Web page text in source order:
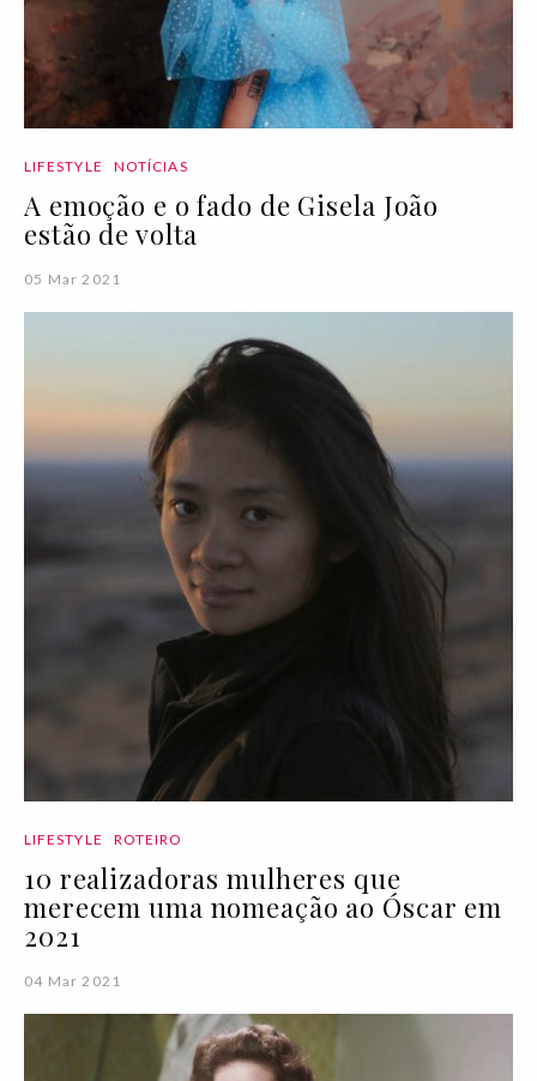
LIFESTYLE NOTÍCIAS
A emoção e o fado de Gisela João
estão de volta
05 Mar 2021
LIFESTYLE ROTEIRO
10 realizadoras mulheres que
merecem uma nomeação ao Óscar em
2021
04 Mar 2021